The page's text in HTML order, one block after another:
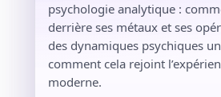
psychologie analytique :
derrière ses métaux et ses
des dynamiques psychiques
comment cela rejoint
moderne.